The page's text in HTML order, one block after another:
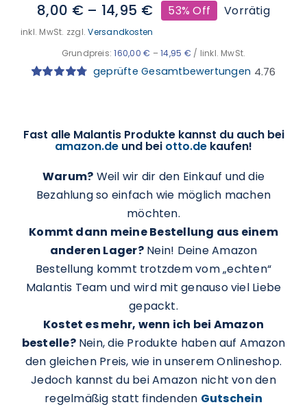
8,00 €– 14,95 € 53% Off Vorrätig
inkl. MwSt. zzgl.Versandkosten
Grundpreis:160,00€ –14,95 € / linkl. MwSt.
Kundenbewertungen
geprüfte Gesamtbewertungen 4.76
Fast alle Malantis Produkte kannst du auch bei
amazon.de und bei otto.de kaufen!
Warum? Weil wir dir den Einkauf und die
Bezahlung so einfach wie möglich machen
möchten.
Kommt dann meine Bestellung aus einem
anderen Lager?Nein! Deine Amazon
Bestellung kommt trotzdem vom „echten“
Malantis Team und wird mit genauso viel Liebe
gepackt.
Kostet es mehr, wenn ich bei Amazon
bestelle?Nein, die Produkte haben auf Amazon
den gleichen Preis, wie in unserem Onlineshop.
Jedoch kannst du bei Amazon nicht von den
regelmäßig statt findenden Gutschein